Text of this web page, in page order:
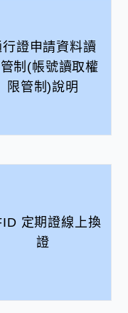
行證申請資料讀
制(帳號讀取權
限管制)說明
定期證線上換
證